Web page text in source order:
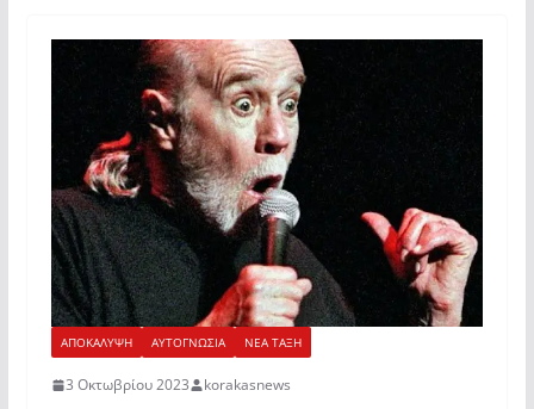
ΑΠΟΚΑΛΥΨΗ ΑΥΤΟΓΝΩΣΙΑ ΝΕΑ ΤΑΞΗ
3 Οκτωβρίου 2023 korakasnews